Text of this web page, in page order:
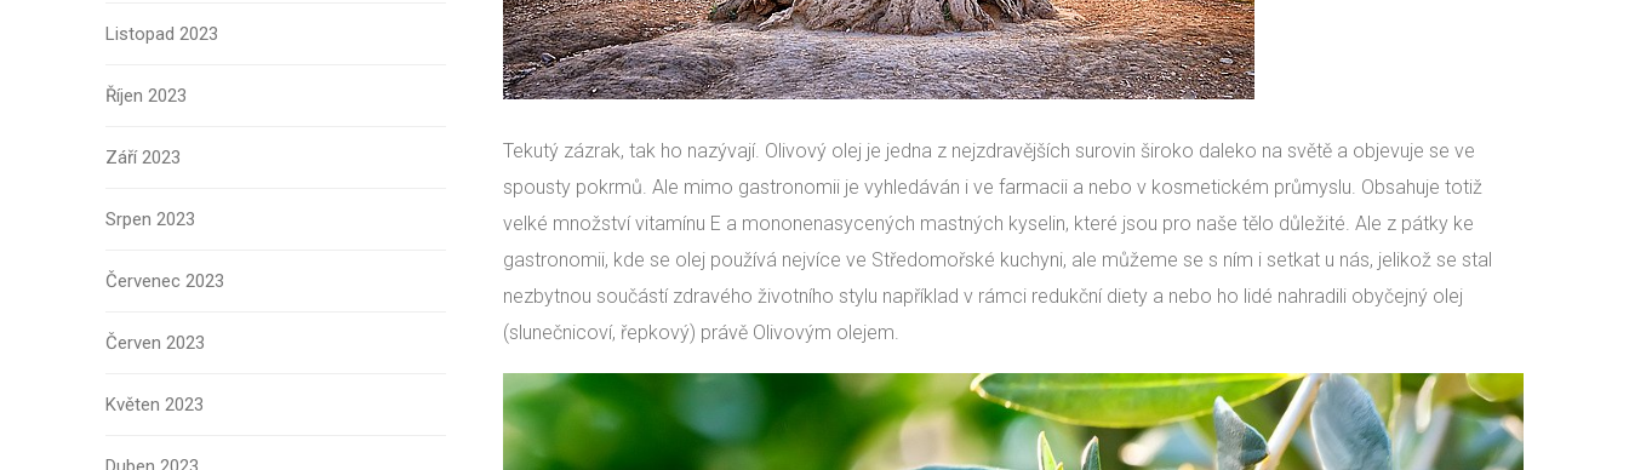
Listopad 2023
Říjen 2023
Září 2023
Srpen 2023
Červenec 2023
Červen 2023
Květen 2023
Tekutý zázrak, tak ho nazývají. Olivový olej je jedna z nejzdravějších surovin široko daleko na světě a objevuje se ve
spousty pokrmů. Ale mimo gastronomii je vyhledáván i ve farmacii a nebo v kosmetickém průmyslu. Obsahuje totiž
velké množství vitamínu E a mononenasycených mastných kyselin, které jsou pro naše tělo důležité. Ale z pátky ke
gastronomii, kde se olej používá nejvíce ve Středomořské kuchyni, ale můžeme se s ním i setkat u nás, jelikož se stal
nezbytnou součástí zdravého životního stylu například v rámci redukční diety a nebo ho lidé nahradili obyčejný olej
(slunečnicoví, řepkový) právě Olivovým olejem.